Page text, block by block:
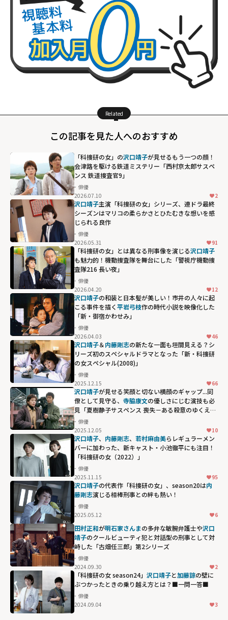
Related
この記事を見た人へのおすすめ
「科捜研の女」の沢口靖子が見せるもう一つの顔！
会津路を駆ける鉄道ミステリー「西村京太郎サスペ
ンス 鉄道捜査官9」
俳優
2026.07.10
2
沢口靖子主演「科捜研の女」シリーズ、連ドラ最終
シーズンはマリコの柔らかさとひたむきな想いを感
じられる良作
俳優
2026.05.31
91
「科捜研の女」とは異なる刑事像を演じる沢口靖子
も魅力的！機動捜査隊を舞台にした「警視庁機動捜
査隊216 長い夜」
俳優
2026.04.20
12
沢口靖子の和装と日本髪が美しい！市井の人々に起
こる事件を描く平岩弓枝作の時代小説を映像化した
「新・御宿かわせみ」
俳優
2026.04.03
46
沢口靖子＆内藤剛志の新たな一面も垣間見える？シ
リーズ初のスペシャルドラマとなった「新・科捜研
の女スペシャル(2008)」
俳優
2025.12.15
66
沢口靖子が見せる笑顔と切ない横顔のギャップ...同
僚として見守る、 寺脇康文の優しさにじむ演技も必
見「夏樹静子サスペンス 喪失－ある殺意のゆくえ
－」
俳優
2025.12.05
10
沢口靖子、 内藤剛志、 若村麻由美らレギュラーメン
バーに加わった、新キャスト・小池徹平にも注目！
「科捜研の女（2022）」
俳優
2025.11.15
95
沢口靖子の代表作「科捜研の女」、season20は内
藤剛志演じる相棒刑事との絆も熱い！
俳優
2025.05.12
6
田村正和が明石家さんまの多弁な敏腕弁護士や沢口
靖子のクールビューティ犯と対話型の刑事として対
峙した「古畑任三郎」第2シリーズ
俳優
2024.09.30
2
「科捜研の女 season24」 沢口靖子と加藤諒の壁に
ぶつかったときの乗り越え方とは？■一問一答■
俳優
2024.09.04
3